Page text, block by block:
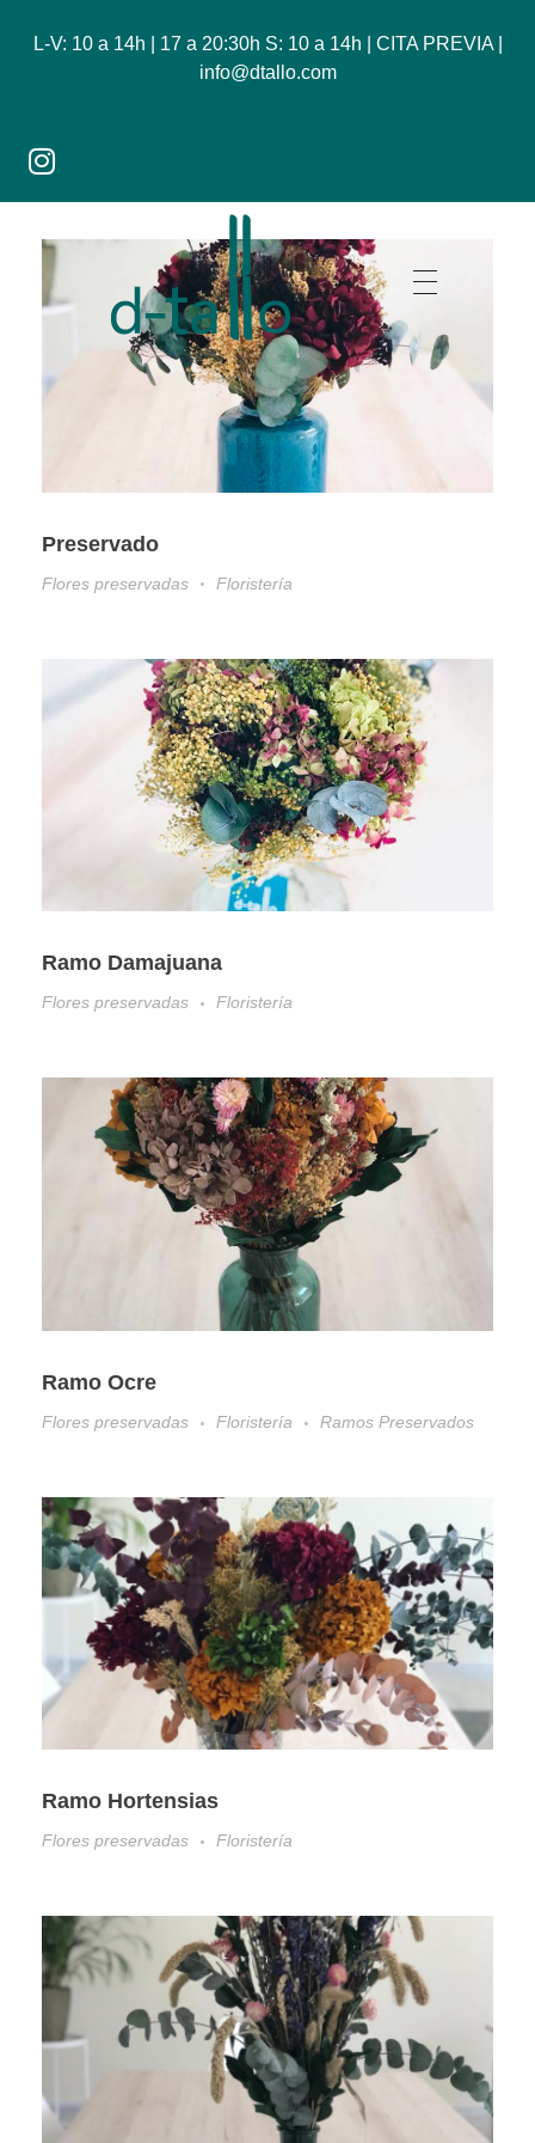
L-V: 10 a 14h | 17 a 20:30h S: 10 a 14h | CITA PREVIA |
info@dtallo.com
Dtallo - Tienda online de flores
Preservado
Flores preservadas Floristería
Ramo Damajuana
Flores preservadas Floristería
Ramo Ocre
Flores preservadas Floristería Ramos Preservados
Ramo Hortensias
Flores preservadas Floristería